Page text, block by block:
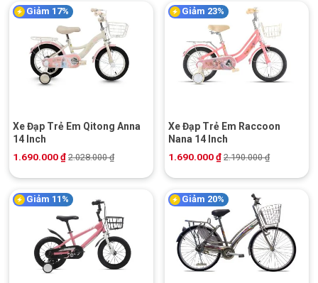
Giảm 17%
Xe Đạp Trẻ Em Qitong Anna
14 Inch
1.690.000₫ 2.028.000₫
Giảm 23%
Xe Đạp Trẻ Em Raccoon
Nana 14 Inch
1.690.000₫ 2.190.000₫
Giảm 11% Giảm 20%